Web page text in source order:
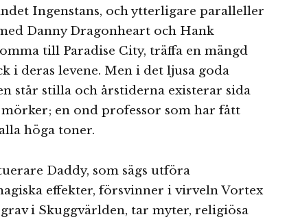
Ingenstans, och ytterligare paralleller
Danny Dragonheart och Hank
till Paradise City, träffa en mängd
i deras levene. Men i det ljusa goda
står stilla och årstiderna existerar sida
mörker; en ond professor som har fått
höga toner.
Daddy, som sägs utföra
effekter, försvinner i virveln Vortex
i Skuggvärlden, tar myter, religiösa